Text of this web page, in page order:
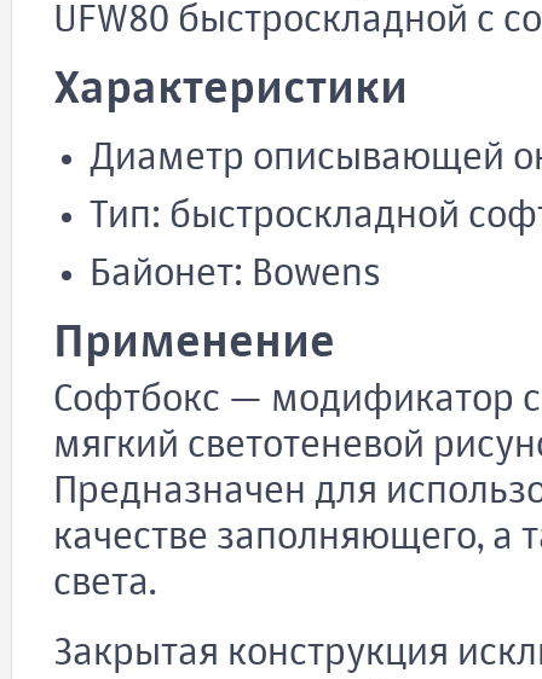
UFW80 быстроскладной с
Характеристики
Диаметр описывающей
Тип: быстроскладной
Байонет: Bowens
Применение
Софтбокс — модификатор
мягкий светотеневой
Предназначен для
качестве заполняющего, а
света.
Закрытая конструкция